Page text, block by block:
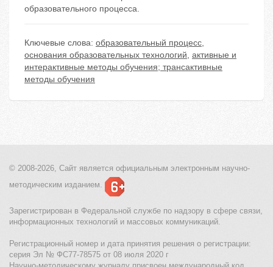
образовательного процесса.
Ключевые слова: образовательный процесс,
основания образовательных технологий, активные и
интерактивные методы обучения; трансактивные
методы обучения
© 2008-2026, Сайт является официальным электронным научно-
методическим изданием.
Зарегистрирован в Федеральной службе по надзору в сфере связи,
информационных технологий и массовых коммуникаций.
Регистрационный номер и дата принятия решения о регистрации:
серия Эл № ФС77-78575 от 08 июля 2020 г